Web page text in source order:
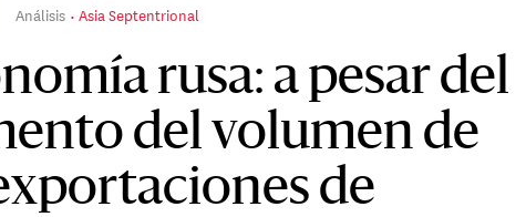
Análisis Asia Septentrional
rusa: a pesar del
del volumen de
de